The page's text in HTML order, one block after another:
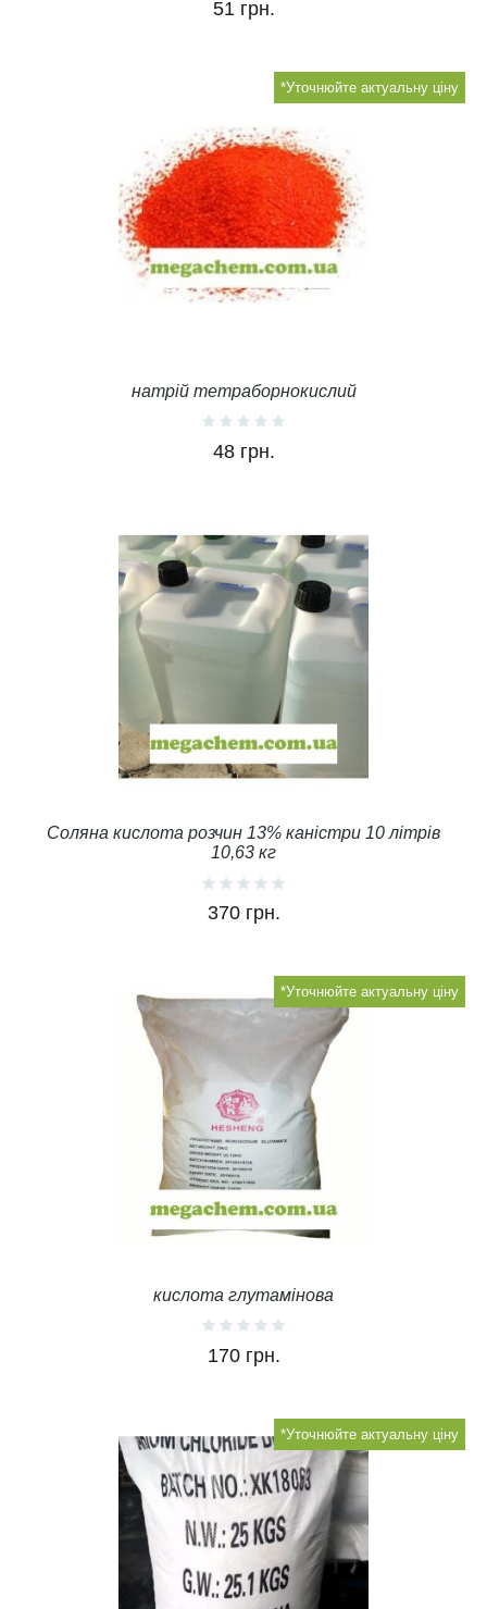
51 грн.
*Уточнюйте актуальну ціну
натрій тетраборнокислий
48 грн.
Соляна кислота розчин 13% каністри 10 літрів
10,63 кг
370 грн.
*Уточнюйте актуальну ціну
кислота глутамінова
170 грн.
*Уточнюйте актуальну ціну